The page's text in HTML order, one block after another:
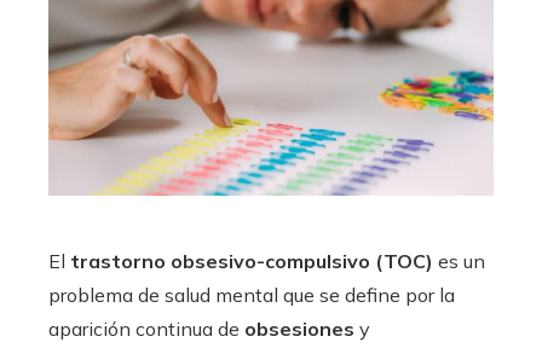
El trastorno obsesivo-compulsivo (TOC) es un
problema de salud mental que se define por la
aparición continua de obsesiones y